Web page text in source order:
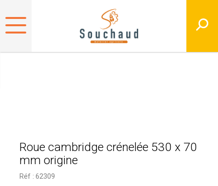
Roue cambridge crénelée 530 x 70
mm origine
Réf : 62309